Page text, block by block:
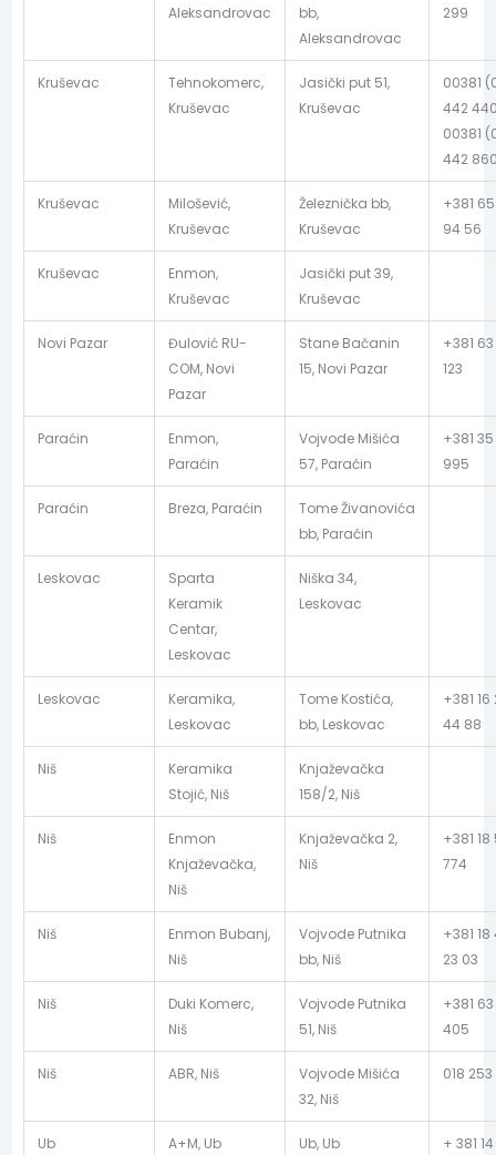
Aleksandrovac
bb,
Aleksandrovac
299
Kruševac
Tehnokomerc,
Kruševac
Jasički put 51,
Kruševac
00381
442
00381
442
Kruševac
Milošević,
Kruševac
Železnička bb,
Kruševac
+381
94 56
Kruševac
Enmon,
Kruševac
Jasički put 39,
Kruševac
Novi Pazar
Đulović RU-
COM, Novi
Pazar
Stane Bačanin
15, Novi Pazar
+381
123
Paraćin
Enmon,
Paraćin
Vojvode Mišića
57, Paraćin
+381
995
Paraćin Breza, Paraćin
Tome Živanovića
bb, Paraćin
Leskovac
Sparta
Keramik
Centar,
Leskovac
Niška 34,
Leskovac
Leskovac
Keramika,
Leskovac
Tome Kostića,
bb, Leskovac
+381 16
44 88
Niš
Keramika
Stojić, Niš
Knjaževačka
158/2, Niš
Niš
Enmon
Knjaževačka,
Niš
Knjaževačka 2,
Niš
+381
774
Niš
Enmon Bubanj,
Niš
Vojvode Putnika
bb, Niš
+381
23 03
Niš
Duki Komerc,
Niš
Vojvode Putnika
51, Niš
+381
405
Niš ABR, Niš
Vojvode Mišića
32, Niš
018
Ub A+M, Ub Ub, Ub + 381 14